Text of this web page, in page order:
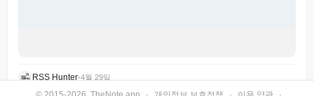
RSS Hunter•4월 29일